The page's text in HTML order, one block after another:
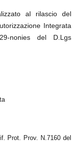
al rilascio del
Integrata
nonies del D.Lgs
Prot. Prov. N.7160 del